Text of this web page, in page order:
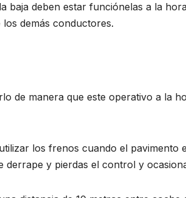
baja deben estar funciónelas a la
demás conductores.
de manera que este operativo a la
los frenos cuando el pavimento
y pierdas el control y
OCIO Y ENTRETENIMIENTO
sabemos del
Drácula